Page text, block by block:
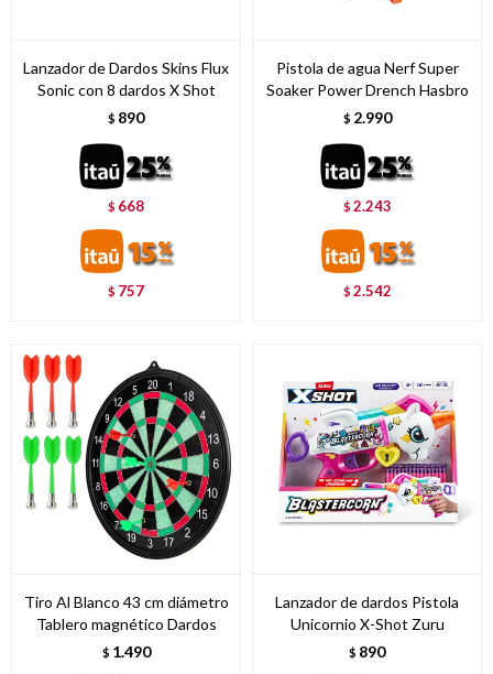
Lanzador de Dardos Skins Flux
Sonic con 8 dardos X Shot
$ 890
$ 668
$ 757
Pistola de agua Nerf Super
Soaker Power Drench Hasbro
$ 2.990
$2.243
$2.542
Tiro Al Blanco 43 cm diámetro
Tablero magnético Dardos
$ 1.490
Lanzador de dardos Pistola
Unicornio X-Shot Zuru
$ 890